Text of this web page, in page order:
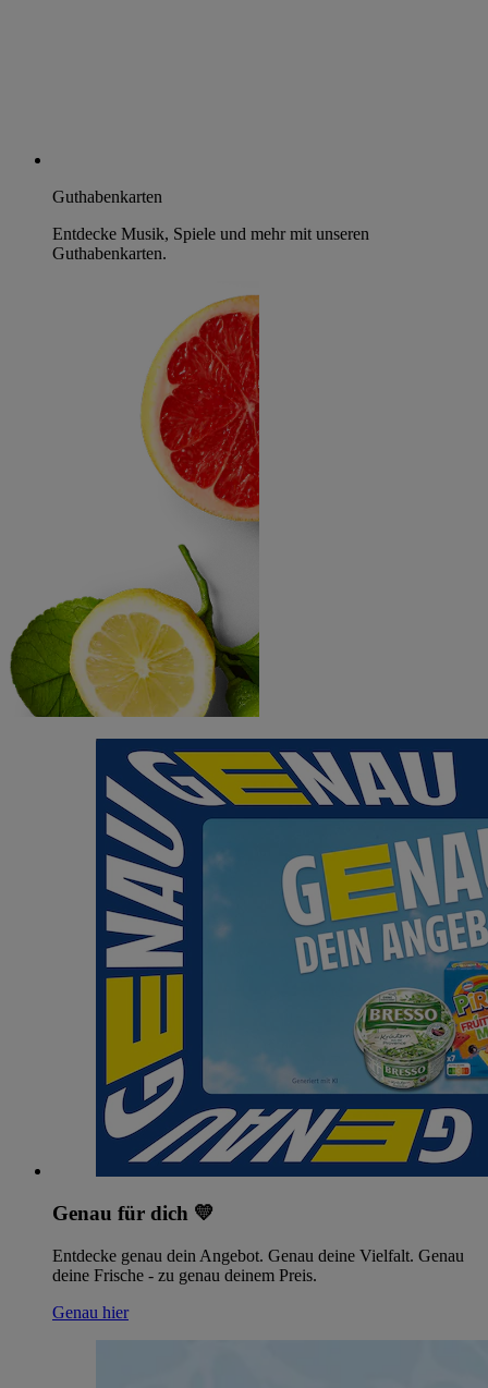
Guthabenkarten
Entdecke Musik, Spiele und mehr mit unseren
Guthabenkarten.
Genau für dich 💛
Entdecke genau dein Angebot. Genau deine Vielfalt. Genau
deine Frische - zu genau deinem Preis.
Genau hier